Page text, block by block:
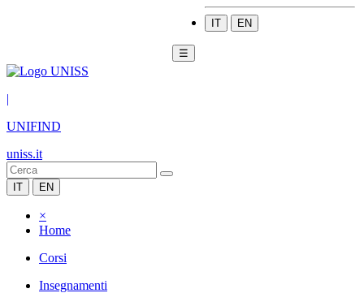
IT EN
☰
|
UNIFIND
uniss.it
IT EN
×
Home
Corsi
Insegnamenti